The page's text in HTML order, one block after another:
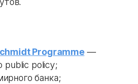
Programme—
public policy;
банка;